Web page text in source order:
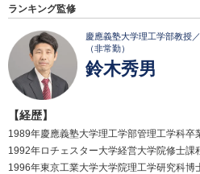
ランキング監修
慶應義塾大学理工学部教授
（非常勤）
鈴木秀男
【経歴】
1989年慶應義塾大学理工学部管理工学科卒
1992年ロチェスター大学経営大学院修士課
1996年東京工業大学大学院理工学研究科博